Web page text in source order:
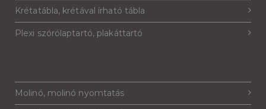
Krétatábla, krétával írható tábla
Plexi szórólaptartó, plakáttartó
Molinó, molinó nyomtatás